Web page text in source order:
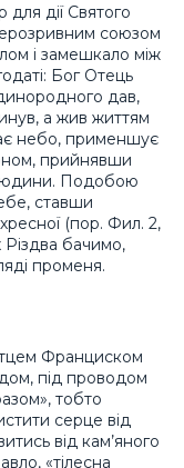
для дії Святого
союзом
і замешкало між
Бог Отець
дав,
а жив життям
небо, применшує
прийнявши
Подобою
ставши
(пор. Фил. 2,
Різдва бачимо,
променя.
Франциском
під проводом
тобто
серце від
від кам’яного
«тілесна